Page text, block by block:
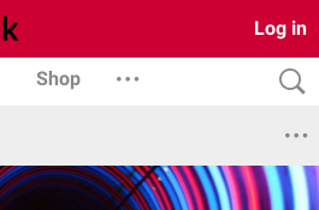
Log in
Shop